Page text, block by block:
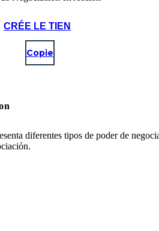
CRÉE LE TIEN
Copie
diferentes tipos de poder de